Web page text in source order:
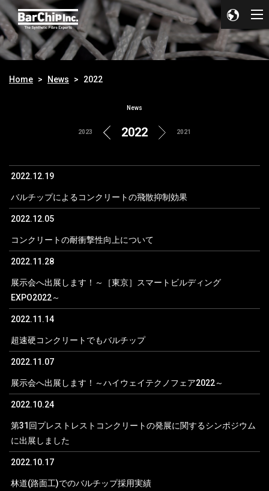
Home News 2022
News
2023 2022 2021
2022.12.19
バルチップによるコンクリートの飛散抑制効果
2022.12.05
コンクリートの耐衝撃性向上について
2022.11.28
展示会へ出展します！～［東京］スマートビルディング
EXPO2022～
2022.11.14
超速硬コンクリートでもバルチップ
2022.11.07
展示会へ出展します！～ハイウェイテクノフェア2022～
2022.10.24
第31回プレストレストコンクリートの発展に関するシンポジウム
に出展しました
2022.10.17
林道(路面工)でのバルチップ採用実績